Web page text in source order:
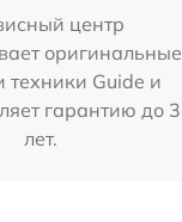
центр
оригинальные
техники Guide и
гарантию до 3
лет.